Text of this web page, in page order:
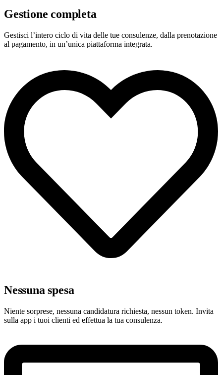
Gestione completa
Gestisci l’intero ciclo di vita delle tue consulenze, dalla prenotazione
al pagamento, in un’unica piattaforma integrata.
Nessuna spesa
Niente sorprese, nessuna candidatura richiesta, nessun token. Invita
sulla app i tuoi clienti ed effettua la tua consulenza.